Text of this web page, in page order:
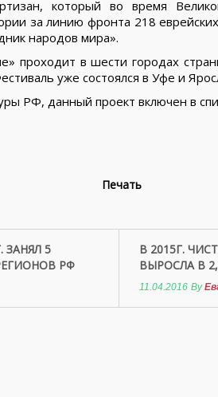
который во время
за линию фронта 218
народов мира».
проходит в шести городах
уже состоялся в Уфе и
РФ, данный проект включен в
Печать
ЗАНЯЛ 5
РФ
В 2015Г.
ВЫРОСЛА В
11.04.2016 By